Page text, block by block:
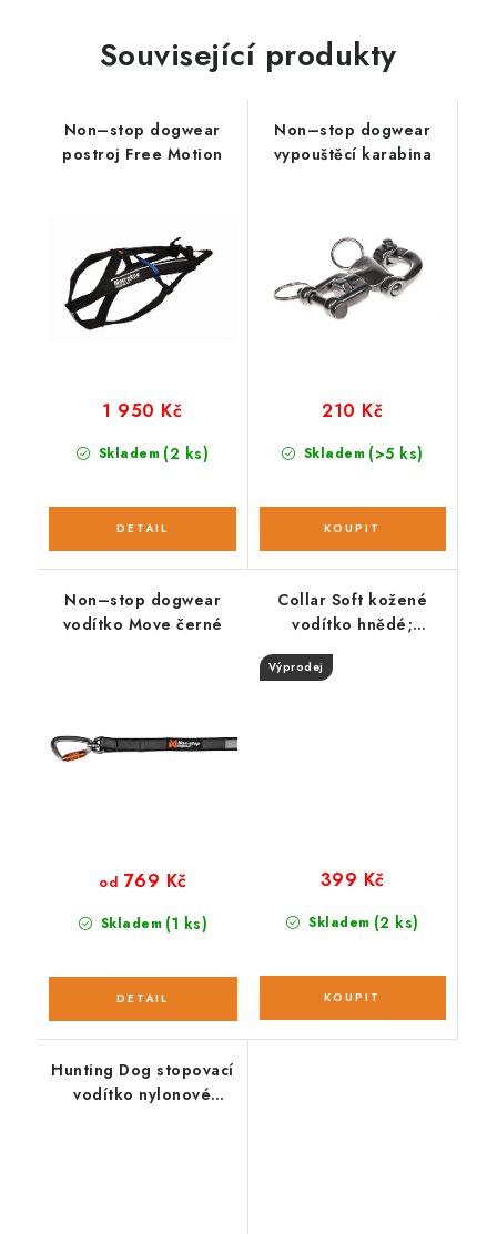
Související produkty
Non–stop dogwear
postroj Free Motion
Skladem (2 ks)
1 950 Kč
Non–stop dogwear
vypouštěcí karabina
Skladem (>5 ks)
210 Kč
Non–stop dogwear
vodítko Move černé
Skladem (1 ks)
od 769 Kč
Collar Soft kožené
vodítko hnědé;
Výprodej
Skladem (2 ks)
399 Kč
Hunting Dog stopovací
vodítko nylonové